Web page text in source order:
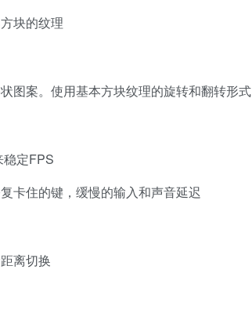
块的纹理
图案。使用基本方块纹理的旋转和翻转形式
定FPS
卡住的键，缓慢的输入和声音延迟
离切换